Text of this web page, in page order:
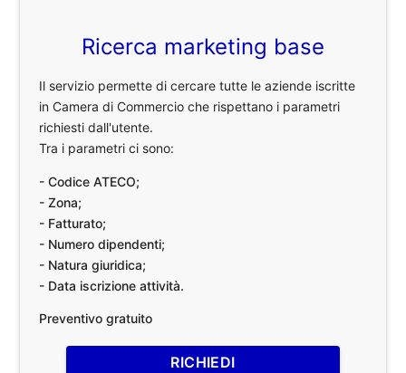
Ricerca marketing base
Il servizio permette di cercare tutte le aziende iscritte
in Camera di Commercio che rispettano i parametri
richiesti dall'utente.
Tra i parametri ci sono:
- Codice ATECO;
- Zona;
- Fatturato;
- Numero dipendenti;
- Natura giuridica;
- Data iscrizione attività.
Preventivo gratuito
RICHIEDI